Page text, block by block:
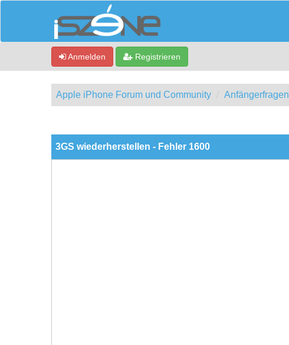
Anmelden Registrieren
Apple iPhone Forum und Community Anfängerfragen
3GS wiederherstellen - Fehler 1600